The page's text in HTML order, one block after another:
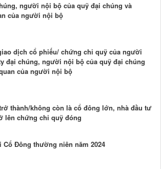
người nội bộ của quỹ đại chúng và
của người nội bộ
dịch cổ phiếu/ chứng chỉ quỹ của người
đại chúng, người nội bộ của quỹ đại chúng
của người nội bộ
thành/không còn là cổ đông lớn, nhà đầu tư
lên chứng chỉ quỹ đóng
Cổ Đông thường niên năm 2024